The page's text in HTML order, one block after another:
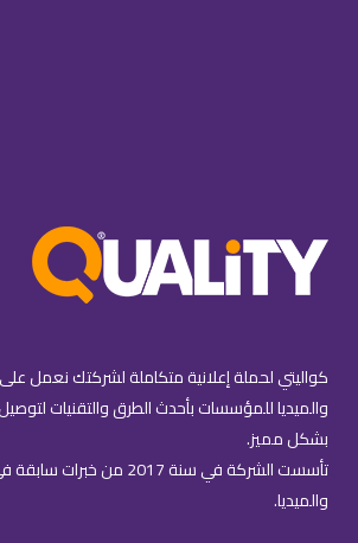
كواليتي لحملة إعلانية متكاملة لشركتك نعمل
والميديا للمؤسسات بأحدث الطرق والتقنيات
بشكل مميز.
تأسست الشركة في سنة 2017 من
والميديا.